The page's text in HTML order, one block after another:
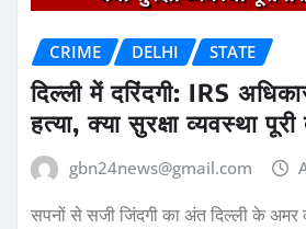
CRIME DELHI STATE
दिल्ली में दरिंदगी: IRS
हत्या, क्या सुरक्षा व्यवस्था
gbn24news@gmail.com
सपनों से सजी जिंदगी का अंत दिल्ली के अमर